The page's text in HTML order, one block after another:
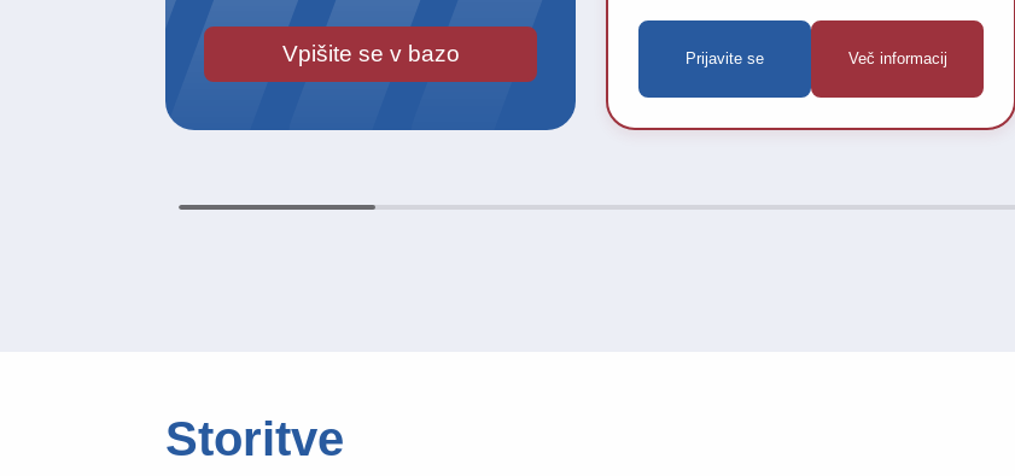
Vpišite se v bazo
farmacevtske izdelke (m/ž).Če vas veseli
dinamično delo na terenu, sodelovanje z
zdravstvenimi strokovnjaki ter želite svojo
Prijavite se Več informacij
Storitve